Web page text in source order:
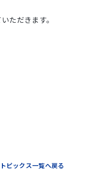
ただきます。
トピックス一覧へ戻る